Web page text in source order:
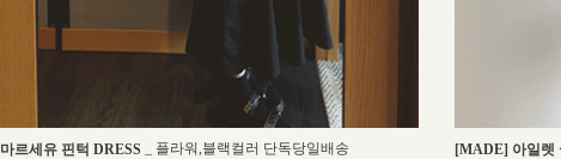
마르세유 핀턱 DRESS 플라워,블랙컬러 단독당일배송 [MADE] 아일렛